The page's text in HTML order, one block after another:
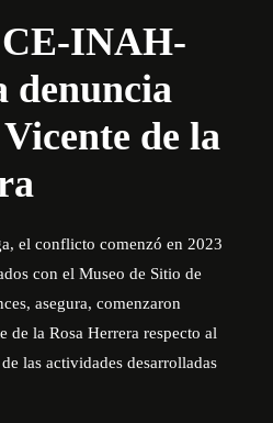
INAH-
denuncia
de la
el conflicto comenzó en 2023
con el Museo de Sitio de
asegura, comenzaron
de la Rosa Herrera respecto al
las actividades desarrolladas